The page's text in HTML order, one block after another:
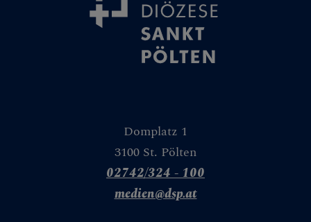
Tür
Wasser
Spiegel
Zelt
Mauer
Domplatz 1
3100 St. Pölten
02742/324 - 100
medien@dsp.at